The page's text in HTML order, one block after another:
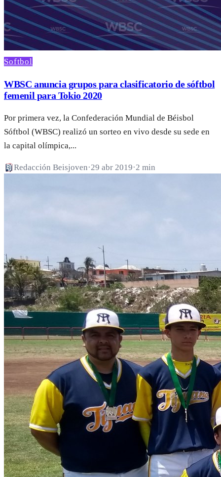
Softbol
WBSC anuncia grupos para clasificatorio de sóftbol
femenil para Tokio 2020
Por primera vez, la Confederación Mundial de Béisbol
Sóftbol (WBSC) realizó un sorteo en vivo desde su sede en
la capital olímpica,...
Redacción Beisjoven·29 abr 2019·2 min